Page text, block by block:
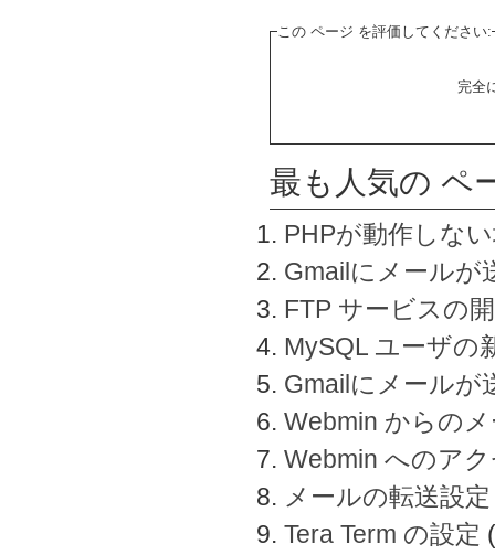
この ページ を評価してください:
完全
最も人気の ペ
PHPが動作しな
Gmailにメールが
FTP サービスの
MySQL ユーザの
Gmailにメールが
Webmin からの
Webmin へのア
メールの転送設定
Tera Term の設定